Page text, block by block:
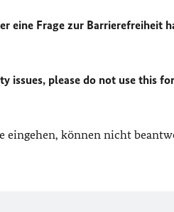
eine Frage zur Barrierefreiheit
please do not use this
eingehen, können nicht